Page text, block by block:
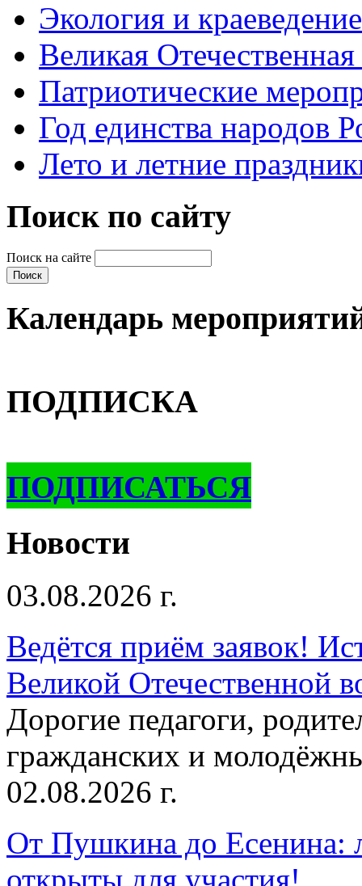
Экология и краеведение
Великая
Патриотические
Год единства народов
Лето и летние
Поиск по сайту
Поиск на сайте
Календарь
ПОДПИСКА
ПОДПИСАТЬСЯ
Новости
03.08.2026 г.
Ведётся приём заявок!
Великой Отечественной
Дорогие педагоги,
гражданских и
02.08.2026 г.
От Пушкина до Есенина:
открыты для участия!